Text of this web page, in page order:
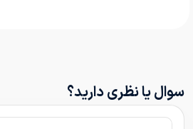
سوال یا نظری دارید؟